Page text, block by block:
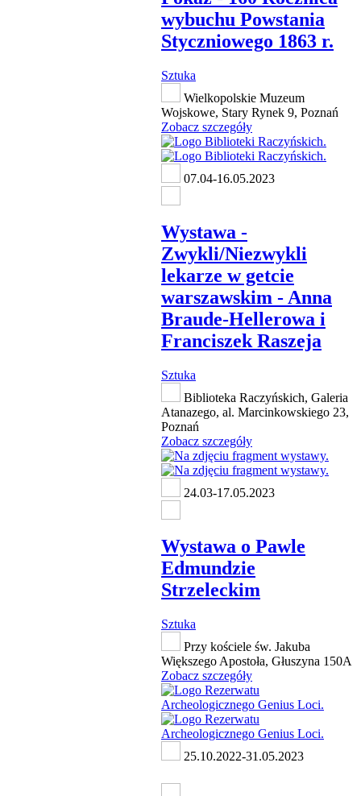
wybuchu Powstania
Styczniowego 1863 r.
Sztuka
Wielkopolskie Muzeum
Wojskowe, Stary Rynek 9, Poznań
Zobacz szczegóły
07.04-16.05.2023
Wystawa -
Zwykli/Niezwykli
lekarze w getcie
warszawskim - Anna
Braude-Hellerowa i
Franciszek Raszeja
Sztuka
Biblioteka Raczyńskich, Galeria
Atanazego, al. Marcinkowskiego 23,
Poznań
Zobacz szczegóły
24.03-17.05.2023
Wystawa o Pawle
Edmundzie
Strzeleckim
Sztuka
Przy kościele św. Jakuba
Większego Apostoła, Głuszyna 150A
Zobacz szczegóły
25.10.2022-31.05.2023